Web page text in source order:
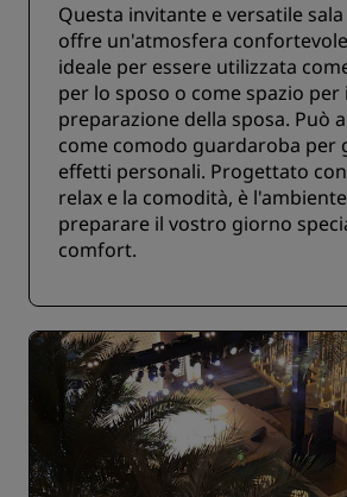
Questa invitante e versatile
offre un'atmosfera
ideale per essere utilizzata
per lo sposo o come spazio per
preparazione della sposa. Può
come comodo guardaroba per
effetti personali. Progettato
relax e la comodità, è
preparare il vostro giorno
comfort.